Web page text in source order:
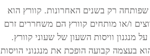
רק בשנים האחרונות. קוורץ הוא
ו/או מותחים קוורץ הם משחררים זרם
וויסות השעון של שעוני קוורץ.
בעצמה קבועה הופכת את מנגנוני הויסות